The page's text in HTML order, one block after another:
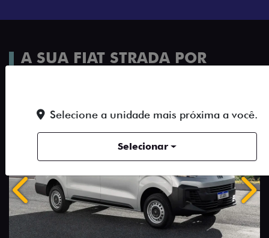
A SUA FIAT STRADA POR
Anterior
Selecione a unidade mais próxima a você.
Selecionar